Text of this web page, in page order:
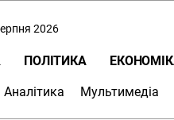
2026
ПОЛІТИКА
Аналітика Мультимедіа